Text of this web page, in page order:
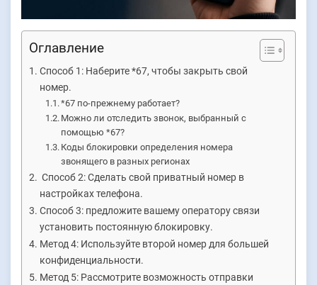
Оглавление
Способ 1: Наберите *67, чтобы закрыть свой
номер.
*67 по-прежнему работает?
Можно ли отследить звонок, выбранный с
помощью *67?
Коды блокировки определения номера
звонящего в разных регионах
Способ 2: Сделать свой приватный номер в
настройках телефона.
Способ 3: предложите вашему оператору связи
установить постоянную блокировку.
Метод 4: Используйте второй номер для большей
конфиденциальности.
Метод 5: Рассмотрите возможность отправки